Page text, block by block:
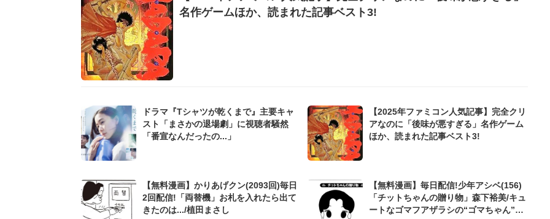
名作ゲームほか、読まれた記事ベスト3!
ドラマ『Tシャツが乾くまで』主要キャ
スト「まさかの退場劇」に視聴者騒然
「番宣なんだったの...」
【2025年ファミコン人気記事】完全クリ
アなのに「後味が悪すぎる」名作ゲーム
ほか、読まれた記事ベスト3!
【無料漫画】かりあげクン(2093回)毎日
2回配信!「両替機」お札を入れたら出て
きたのは.../植田まさし
【無料漫画】毎日配信!少年アシベ(156)
「チットちゃんの贈り物」森下裕美/キュ
ートなゴマフアザラシの“ゴマちゃん”を